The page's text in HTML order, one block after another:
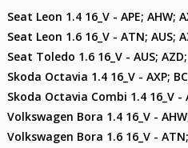
Seat Leon 1.4 16_V - APE; AHW;
Seat Leon 1.6 16_V - ATN; AUS;
Seat Toledo 1.6 16_V - AUS; AZD;
Skoda Octavia 1.4 16_V - AXP;
Skoda Octavia Combi 1.4 16_V -
Volkswagen Bora 1.4 16_V -
Volkswagen Bora 1.6 16_V - ATN;